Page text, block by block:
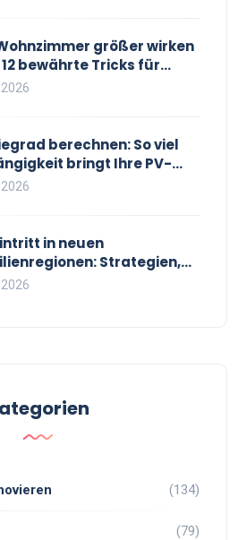
größer wirken
bewährte Tricks für
berechnen: So viel
bringt Ihre PV-
Speicher
in neuen
Strategien,
Checkliste
(134)
(79)